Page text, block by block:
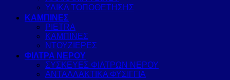
ΥΛΙΚΑ ΤΟΠΟΘΕΤΗΣΗΣ
ΚΑΜΠΙΝΕΣ
PIETRA
ΚΑΜΠΙΝΕΣ
ΝΤΟΥΖΙΕΡΕΣ
ΦΙΛΤΡΑ ΝΕΡΟΥ
ΣΥΣΚΕΥΕΣ ΦΙΛΤΡΩΝ ΝΕΡΟΥ
ΑΝΤΑΛΛΑΚΤΙΚΑ ΦΥΣΙΓΓΙΑ